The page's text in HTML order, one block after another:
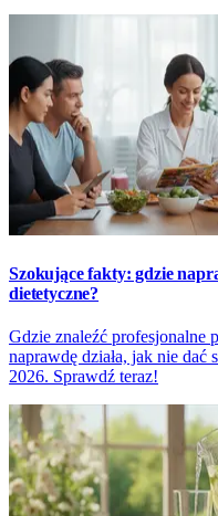
Szokujące fakty: gdzie
dietetyczne?
Gdzie znaleźć profesjonalne
naprawdę działa, jak nie dać
2026. Sprawdź teraz!